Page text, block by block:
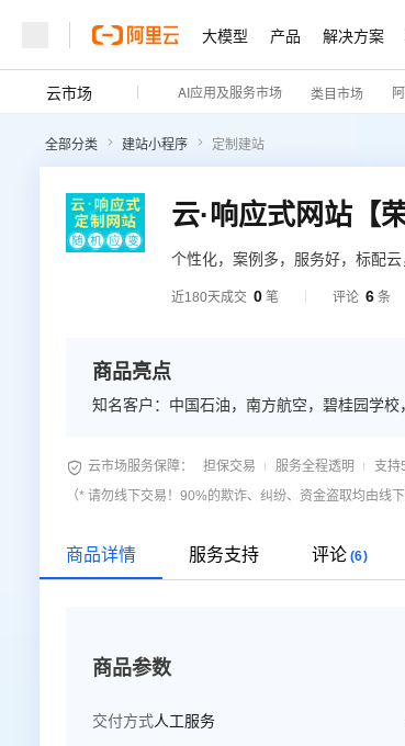
大模型 产品 解决方案
云市场 AI应用及服务市场 类目市场
全部分类 建站小程序 定制建站
个性化，案例多，服务好，标配云
近180天成交 0 笔 评论 6 条
商品亮点
知名客户：中国石油，南方航空，碧桂园学
 云市场服务保障： 担保交易 服务全程透明 支持
（* 请勿线下交易！90%的欺诈、纠纷、资金盗取均由线下
商品详情 服务支持 评论 (6)
商品参数
交付方式人工服务